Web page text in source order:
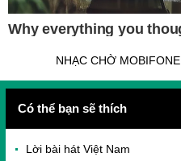
NHẠC CHỜ MOBIFONE
Có thể bạn sẽ thích
Lời bài hát Việt Nam